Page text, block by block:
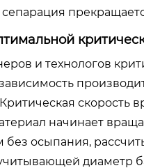
сепарация
и технологов
скорость
начинает
без осыпания,
диаметр